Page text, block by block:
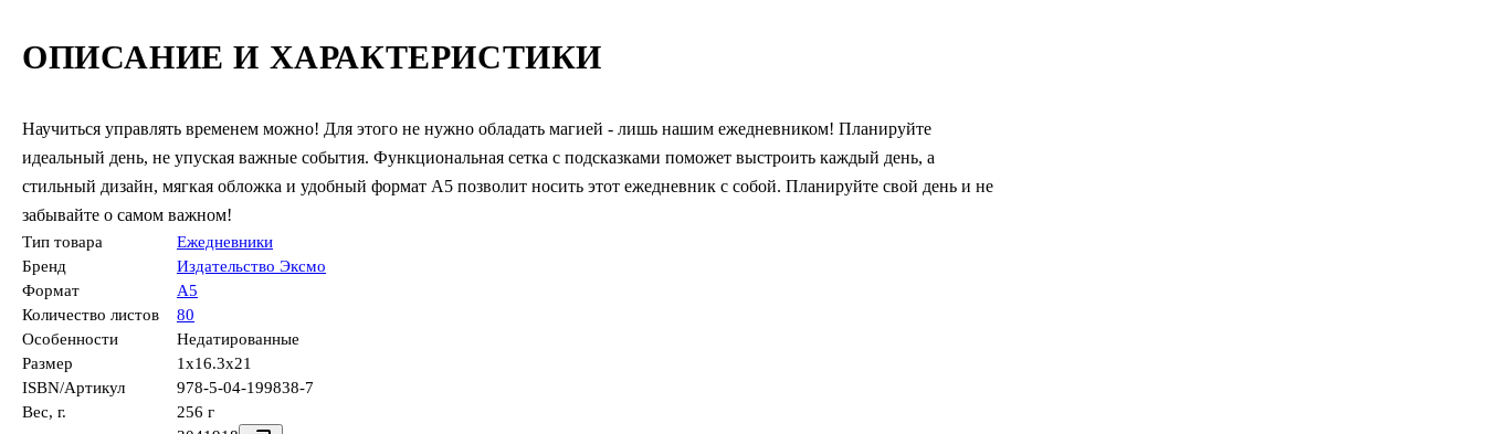
ОПИСАНИЕ И ХАРАКТЕРИСТИКИ
Научиться управлять временем можно! Для этого не нужно обладать магией - лишь нашим ежедневником! Планируйте
идеальный день, не упуская важные события. Функциональная сетка с подсказками поможет выстроить каждый день, а
стильный дизайн, мягкая обложка и удобный формат А5 позволит носить этот ежедневник с собой. Планируйте свой день и не
забывайте о самом важном!
Тип товара
Ежедневники
Бренд
Издательство Эксмо
Формат
А5
Количество листов
80
Особенности
Недатированные
Размер
1x16.3x21
ISBN/Артикул
978-5-04-199838-7
Вес, г.
256 г